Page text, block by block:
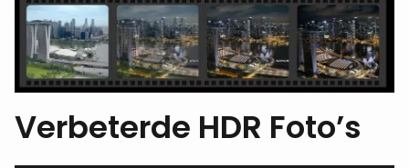
Verbeterde HDR Foto’s